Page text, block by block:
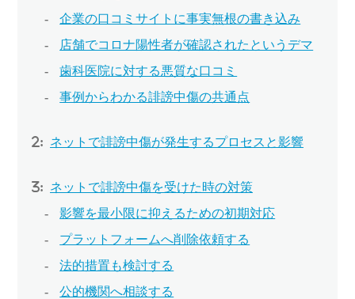
企業の口コミサイトに事実無根の書き込み
店舗でコロナ陽性者が確認されたというデマ
歯科医院に対する悪質な口コミ
事例からわかる誹謗中傷の共通点
ネットで誹謗中傷が発生するプロセスと影響
ネットで誹謗中傷を受けた時の対策
影響を最小限に抑えるための初期対応
プラットフォームへ削除依頼する
法的措置も検討する
公的機関へ相談する